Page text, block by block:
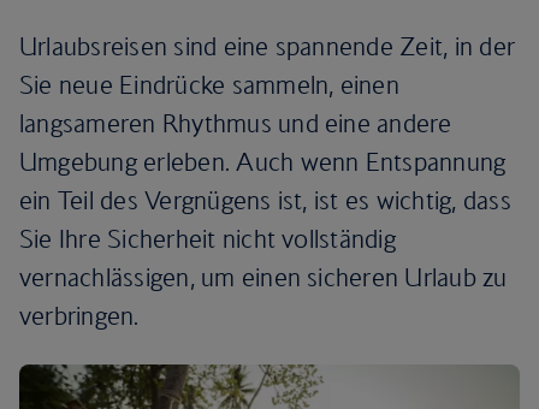
Urlaubsreisen sind eine spannende Zeit, in der
Sie neue Eindrücke sammeln, einen
langsameren Rhythmus und eine andere
Umgebung erleben. Auch wenn Entspannung
ein Teil des Vergnügens ist, ist es wichtig, dass
Sie Ihre Sicherheit nicht vollständig
vernachlässigen, um einen sicheren Urlaub zu
verbringen.